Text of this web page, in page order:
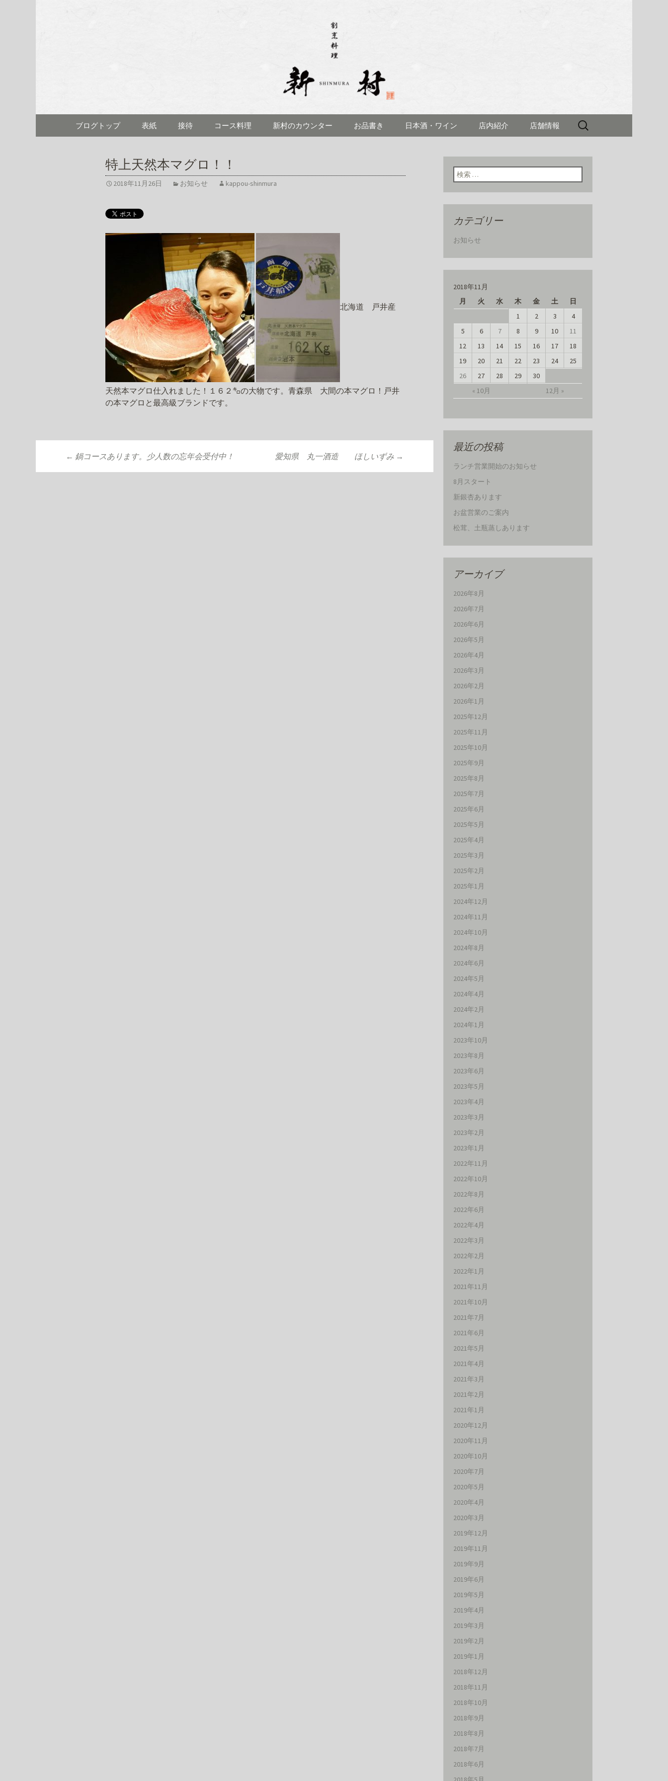
名古屋市伏見にある「割烹料理 新村(しん
むら)」のブログ
コンテンツへ移動
ブログトップ 表紙 接待 コース料理 新村のカウンター お品書き 日本酒・ワイン 店内紹介 店舗情報
検
特上天然本マグロ！！
2018年11月26日 お知らせ kappou-shinmura
北海道 戸井産
天然本マグロ仕入れました！１６２㌔の大物です。青森県 大間の本マグロ！戸井
の本マグロと最高級ブランドです。
投稿ナビゲーション
← 鍋コースあります。少人数の忘年会受付中！ 愛知県 丸一酒造 ほしいずみ →
検索:
カテゴリー
お知らせ
2018年11月
月
火 水 木 金 土 日
« 10月 12月 »
1 2 3
4
5
6 7 8 9 10
11
12
13 14 15 16 17
18
19
20 21 22 23 24
25
26
27 28 29 30
最近の投稿
ランチ営業開始のお知らせ
8月スタート
新銀杏あります
お盆営業のご案内
松茸、土瓶蒸しあります
アーカイブ
2026年8月
2026年7月
2026年6月
2026年5月
2026年4月
2026年3月
2026年2月
2026年1月
2025年12月
2025年11月
2025年10月
2025年9月
2025年8月
2025年7月
2025年6月
2025年5月
2025年4月
2025年3月
2025年2月
2025年1月
2024年12月
2024年11月
2024年10月
2024年8月
2024年6月
2024年5月
2024年4月
2024年2月
2024年1月
2023年10月
2023年8月
2023年6月
2023年5月
2023年4月
2023年3月
2023年2月
2023年1月
2022年11月
2022年10月
2022年8月
2022年6月
2022年4月
2022年3月
2022年2月
2022年1月
2021年11月
2021年10月
2021年7月
2021年6月
2021年5月
2021年4月
2021年3月
2021年2月
2021年1月
2020年12月
2020年11月
2020年10月
2020年7月
2020年5月
2020年4月
2020年3月
2019年12月
2019年11月
2019年9月
2019年6月
2019年5月
2019年4月
2019年3月
2019年2月
2019年1月
2018年12月
2018年11月
2018年10月
2018年9月
2018年8月
2018年7月
2018年6月